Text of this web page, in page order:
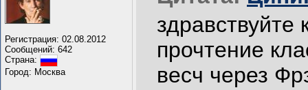
Регистрация: 02.08.2012
Сообщений: 642
Страна:
Город: Москва
здравствуйте
прочтение
весч через